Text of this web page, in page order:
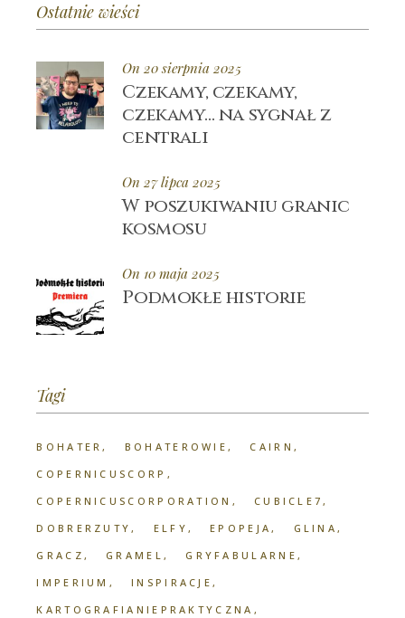
Ostatnie wieści
On 20 sierpnia 2025
Czekamy, czekamy,
czekamy… na sygnał z
centrali
On 27 lipca 2025
W poszukiwaniu granic
kosmosu
On 10 maja 2025
Podmokłe historie
Tagi
BOHATER BOHATEROWIE
CAIRN
COPERNICUSCORP
COPERNICUSCORPORATION
CUBICLE7
DOBRERZUTY
ELFY EPOPEJA
GLINA
GRACZ
GRAMEL
GRYFABULARNE
IMPERIUM
INSPIRACJE
KARTOGRAFIANIEPRAKTYCZNA